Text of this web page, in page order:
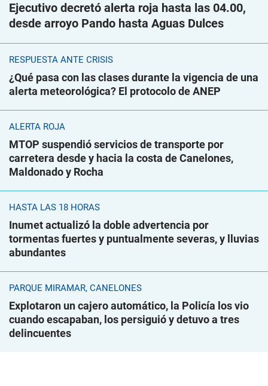
Ejecutivo decretó alerta roja hasta las 04.00,
desde arroyo Pando hasta Aguas Dulces
RESPUESTA ANTE CRISIS
¿Qué pasa con las clases durante la vigencia de una
alerta meteorológica? El protocolo de ANEP
ALERTA ROJA
MTOP suspendió servicios de transporte por
carretera desde y hacia la costa de Canelones,
Maldonado y Rocha
HASTA LAS 18 HORAS
Inumet actualizó la doble advertencia por
tormentas fuertes y puntualmente severas, y lluvias
abundantes
PARQUE MIRAMAR, CANELONES
Explotaron un cajero automático, la Policía los vio
cuando escapaban, los persiguió y detuvo a tres
delincuentes